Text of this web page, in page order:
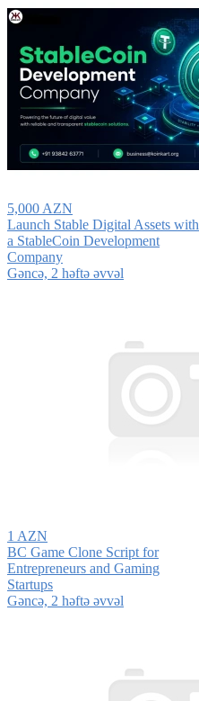
5,000 AZN
Launch Stable Digital Assets with
a StableCoin Development
Company
Gǝncǝ, 2 həftə əvvəl
1 AZN
BC Game Clone Script for
Entrepreneurs and Gaming
Startups
Gǝncǝ, 2 həftə əvvəl